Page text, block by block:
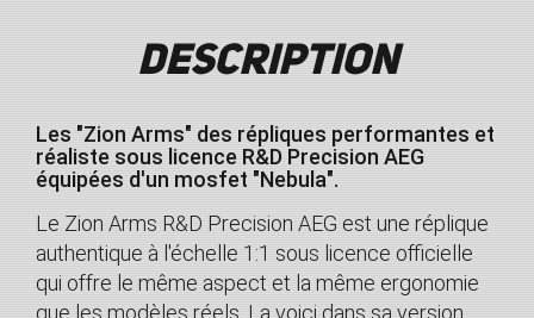
Description
Les "Zion Arms" des répliques performantes et
réaliste sous licence R&D Precision AEG
équipées d'un mosfet "Nebula".
Le Zion Arms R&D Precision AEG est une réplique
authentique à l'échelle 1:1 sous licence officielle
qui offre le même aspect et la même ergonomie
que les modèles réels. La voici dans sa version